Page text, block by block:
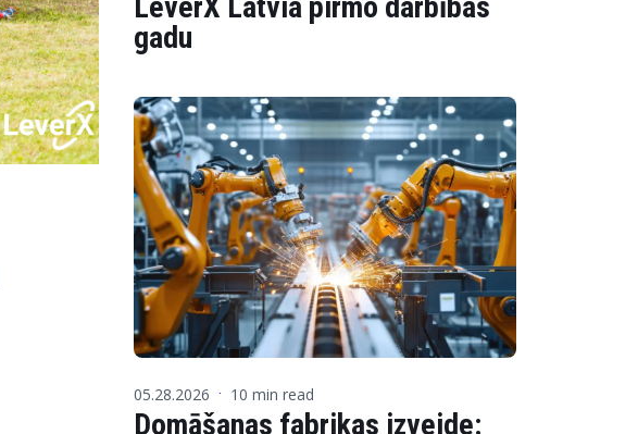
gadu
05.28.2026 · 10 min read
Domāšanas fabrikas izveide: